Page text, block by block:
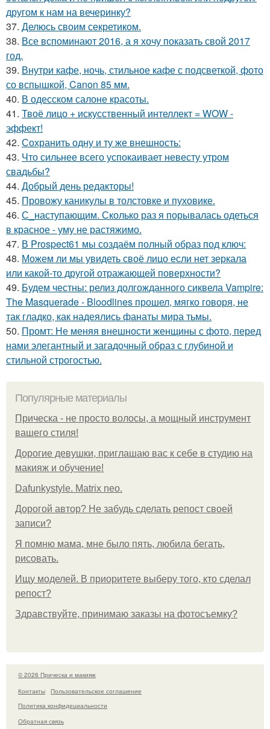
другом к нам на вечеринку?
37. Делюсь своим секретиком.
38. Все вспоминают 2016, а я хочу показать свой 2017
год.
39. Внутри кафе, ночь, стильное кафе с подсветкой, фото
со вспышкой, Canon 85 мм.
40. В одесском салоне красоты.
41. Твоё лицо + искусственный интеллект = WOW -
эффект!
42. Сохранить одну и ту же внешность:
43. Что сильнее всего успокаивает невесту утром
свадьбы?
44. Добрый день редакторы!
45. Провожу каникулы в толстовке и пуховике.
46. С_наступающим. Сколько раз я порывалась одеться
в красное - уму не растяжимо.
47. В Prospect61 мы создаём полный образ под ключ:
48. Можем ли мы увидеть своё лицо если нет зеркала
или какой-то другой отражающей поверхности?
49. Будем честны: релиз долгожданного сиквела Vampire:
The Masquerade - Bloodlines прошел, мягко говоря, не
так гладко, как надеялись фанаты мира тьмы.
50. Промт: Не меняя внешности женщины с фото, перед
нами элегантный и загадочный образ с глубиной и
стильной строгостью.
Популярные материалы
Прическа - не просто волосы, а мощный инструмент
вашего стиля!
Дорогие девушки, приглашаю вас к себе в студию на
макияж и обучение!
Dafunkystyle. Matrix neo.
Дорогой автор? Не забудь сделать репост своей
записи?
Я помню мама, мне было пять, любила бегать,
рисовать.
Ищу моделей. В приоритете выберу того, кто сделал
репост?
Здравствуйте, принимаю заказы на фотосъемку?
© 2026 Прическа и макияж
Контакты
Пользовательское соглашение
Политика конфидециальности
Обратная связь